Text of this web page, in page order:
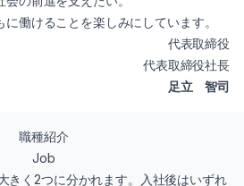
働けることを楽しみにしています。
代表取締役社長
足立 智司
職種紹介
Job
きく2つに分かれます。入社後はいずれ